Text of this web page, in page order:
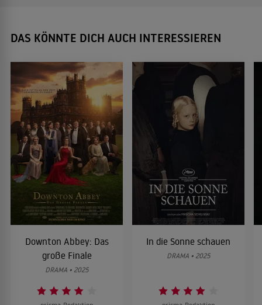
DAS KÖNNTE DICH AUCH INTERESSIEREN
Downton Abbey: Das
große Finale
DRAMA • 2025
In die Sonne schauen
DRAMA • 2025